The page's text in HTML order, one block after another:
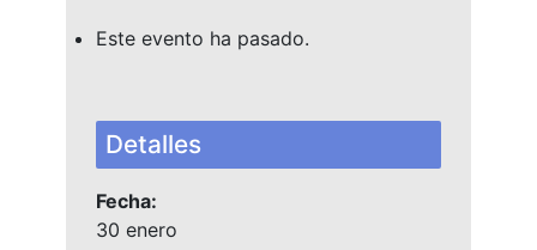
Este evento ha pasado.
Detalles
Fecha:
30 enero